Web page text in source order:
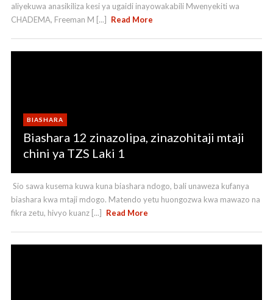
aliyekuwa anasikiliza kesi ya ugaidi inayowakabili Mwenyekiti wa
CHADEMA, Freeman M [...]
Read More
BIASHARA
Biashara 12 zinazolipa, zinazohitaji mtaji
chini ya TZS Laki 1
Sio sawa kusema kuwa kuna biashara ndogo, bali unaweza kufanya
biashara kwa mtaji mdogo. Matendo yetu huongozwa kwa mawazo na
fikra zetu, hivyo kuanz [...]
Read More